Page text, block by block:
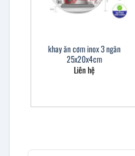
khay ăn cơm inox 3 ngăn
25x20x4cm
Liên hệ